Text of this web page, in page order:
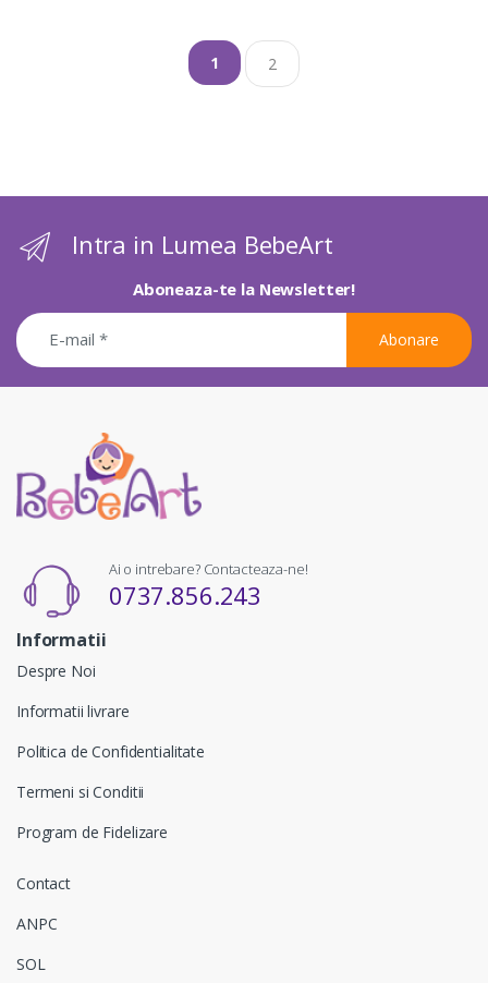
1 2
Intra in Lumea BebeArt
Aboneaza-te la Newsletter!
Abonare
Ai o intrebare? Contacteaza-ne!
0737.856.243
Informatii
Despre Noi
Informatii livrare
Politica de Confidentialitate
Termeni si Conditii
Program de Fidelizare
Contact
ANPC
SOL